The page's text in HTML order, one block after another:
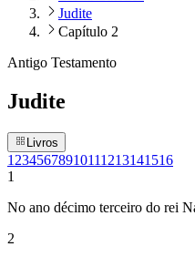
Judite
Capítulo 2
Antigo Testamento
Judite
Livros
1 2345678910111213141516
1
No ano décimo terceiro do rei
2